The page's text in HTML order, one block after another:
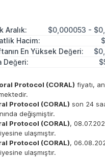
Aralık:
$0,000053 -
Hacim:
En Yüksek Değeri:
Değeri:
Protocol (CORAL) fiyatı,
Protocol (CORAL) son 24
değişmiştir.
Protocol (CORAL),
ulaşmıştır.
Protocol (CORAL),
ulaşmıştır.